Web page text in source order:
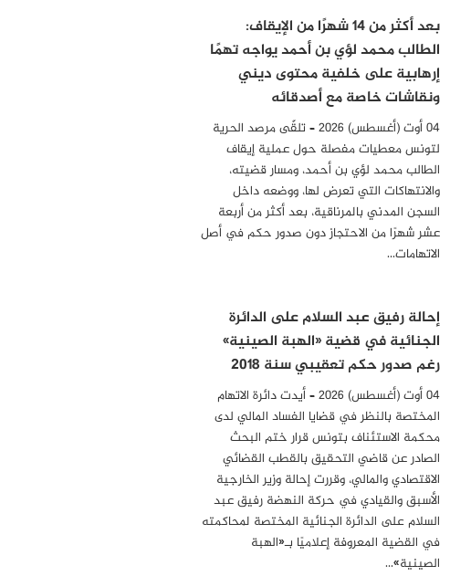
بعد أكثر من 14 شهرًا من الإيقاف:
الطالب محمد لؤي بن أحمد يواجه تهمًا
إرهابية على خلفية محتوى ديني
ونقاشات خاصة مع أصدقائه
04 أوت (أغسطس) 2026 – تلقّى مرصد الحرية
لتونس معطيات مفصلة حول عملية إيقاف
الطالب محمد لؤي بن أحمد، ومسار قضيته،
والانتهاكات التي تعرض لها، ووضعه داخل
السجن المدني بالمرناقية، بعد أكثر من أربعة
عشر شهرًا من الاحتجاز دون صدور حكم في أصل
الاتهامات…
إحالة رفيق عبد السلام على الدائرة
الجنائية في قضية «الهبة الصينية»
رغم صدور حكم تعقيبي سنة 2018
04 أوت (أغسطس) 2026 – أيدت دائرة الاتهام
المختصة بالنظر في قضايا الفساد المالي لدى
محكمة الاستئناف بتونس قرار ختم البحث
الصادر عن قاضي التحقيق بالقطب القضائي
الاقتصادي والمالي، وقررت إحالة وزير الخارجية
الأسبق والقيادي في حركة النهضة رفيق عبد
السلام على الدائرة الجنائية المختصة لمحاكمته
في القضية المعروفة إعلاميًا بـ«الهبة
الصينية»…